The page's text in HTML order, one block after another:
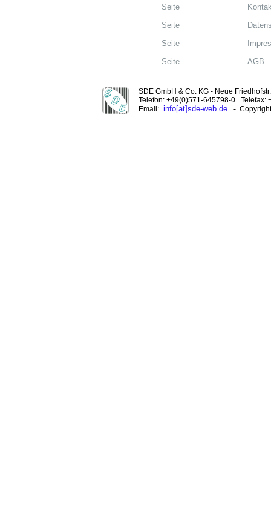
Seite
Seite
Seite
Seite
AGB
SDE GmbH & Co. KG - Neue
Telefon: +49(0)571-645798-0 Telefax:
Email: info[at]sde-web.de -